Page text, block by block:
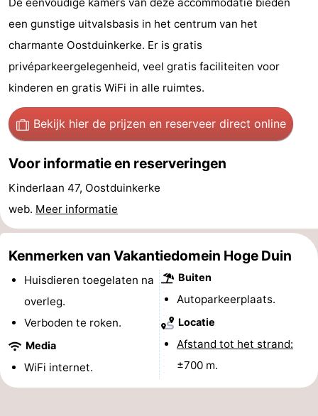
Westende
breakfasts)
Vakantiehuizen
-
Nieuwpoort
-
Oostduinkerke
zee
minutes
Strand
doen
Bezienswaardigheden
Monumenten
-
De eenvoudige kamers van deze accommodatie bieden
een gunstige uitvalsbasis in het centrum van het
charmante Oostduinkerke. Er is gratis
privéparkeergelegenheid, veel gratis faciliteiten voor
kinderen en gratis WiFi in alle ruimtes.
Bekijk hier de prijzen en reserveer direct online
Voor informatie en reserveringen
Kinderlaan 47, Oostduinkerke
web. Meer informatie
Kenmerken van Vakantiedomein Hoge Duin
Huisdieren toegelaten na
overleg.
Verboden te roken.
Media
WiFi internet.
Buiten
Autoparkeerplaats.
Locatie
Afstand tot het strand:
±700 m.